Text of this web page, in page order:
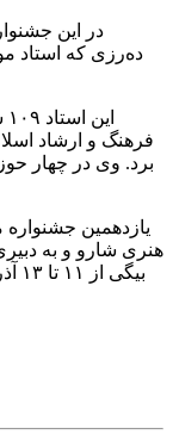
در این
دەرزی که استاد
فرهنگ و ارشاد
برد. وی در چهار
یازدهمین
هنری شارو و به